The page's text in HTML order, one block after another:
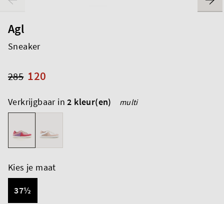
Agl
Sneaker
120
285
Verkrijgbaar in2 kleur(en) multi
Kies je maat
37½